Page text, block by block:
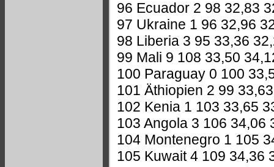
96 Ecuador 2 98 32,83
97 Ukraine 1 96 32,96
98 Liberia 3 95 33,36
99 Mali 9 108 33,50
100 Paraguay 0 100
101 Äthiopien 2 99
102 Kenia 1 103 33,65
103 Angola 3 106 34,06
104 Montenegro 1 105
105 Kuwait 4 109 34,36